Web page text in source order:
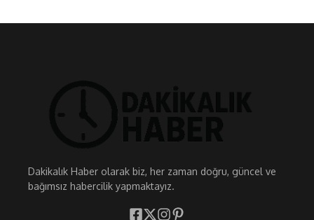
Dakikalık Haber olarak biz, her zaman doğru, güncel ve
bağımsız habercilik yapmaktayız.